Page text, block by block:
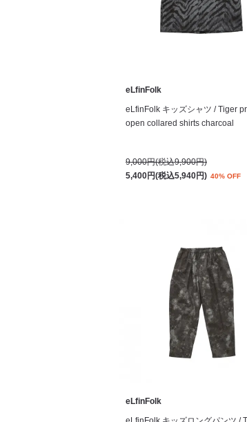
eLfinFolk
eLfinFolk キッズシャツ / Tiger
open collared shirts charcoal
9,000円(税込9,900円)
5,400円(税込5,940円) 40% OFF
eLfinFolk